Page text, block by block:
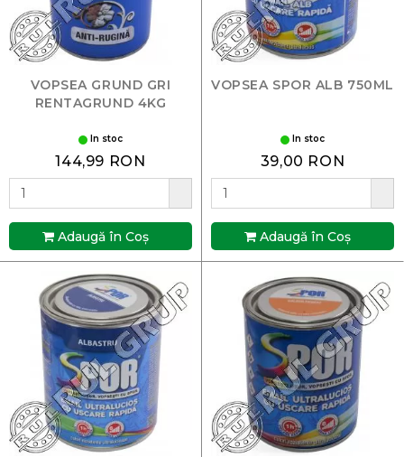
VOPSEA GRUND GRI
RENTAGRUND 4KG
In stoc
144,99 RON
Adaugă în Coş
VOPSEA SPOR ALB 750ML
In stoc
39,00 RON
Adaugă în Coş